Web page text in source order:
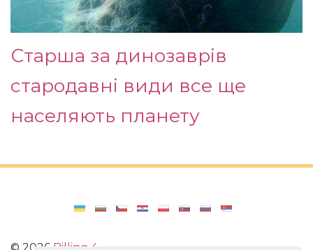
Старша за динозаврів
стародавні види все ще
населяють планету